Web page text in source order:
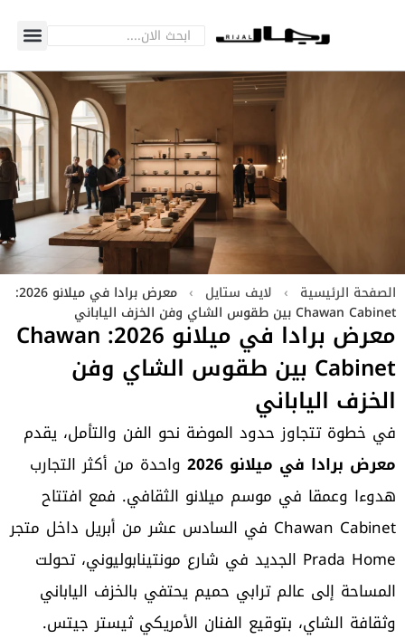
الصفحة الرئيسية › لايف ستايل ›
معرض برادا في ميلانو 2026:
Chawan Cabinet بين طقوس الشاي وفن الخزف الياباني
معرض برادا في ميلانو 2026: Chawan
Cabinet بين طقوس الشاي وفن
الخزف الياباني
في خطوة تتجاوز حدود الموضة نحو الفن والتأمل، يقدم
معرض برادا في ميلانو 2026
واحدة من أكثر التجارب
هدوءا وعمقا في موسم ميلانو الثقافي. فمع افتتاح
Chawan Cabinet في السادس عشر من أبريل داخل متجر
Prada Home الجديد في شارع مونتينابوليوني، تحولت
المساحة إلى عالم ترابي حميم يحتفي بالخزف الياباني
وثقافة الشاي، بتوقيع الفنان الأمريكي ثيستر جيتس.